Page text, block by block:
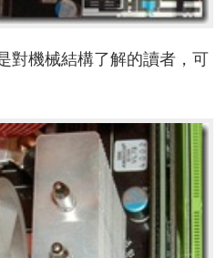
對機械結構了解的讀者，可